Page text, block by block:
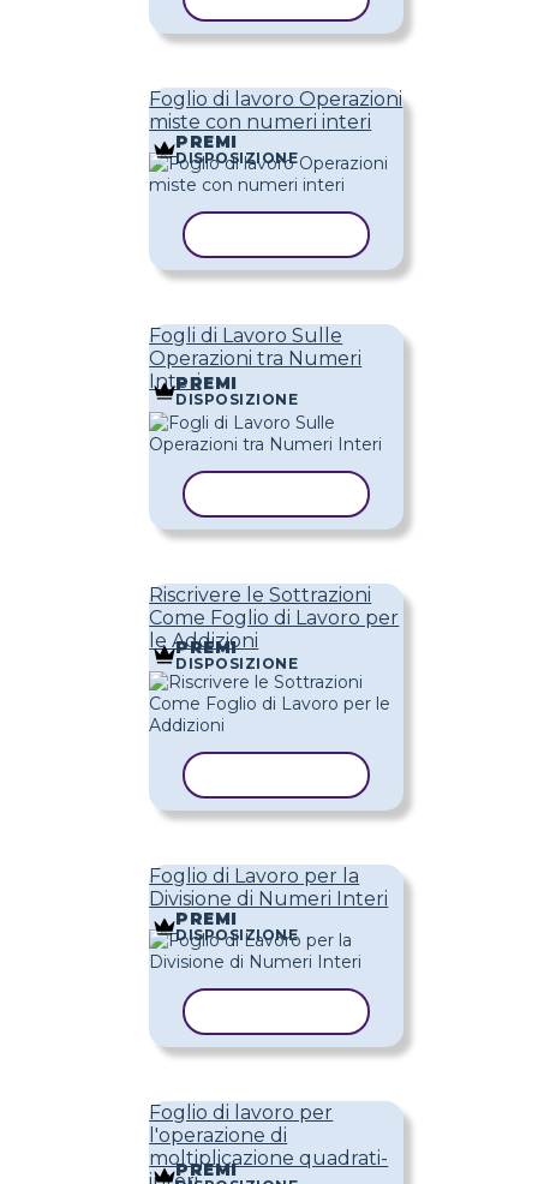
Foglio di lavoro Operazioni
miste con numeri interi
PREMI
DISPOSIZIONE
Fogli di Lavoro Sulle
Operazioni tra Numeri
InteriPREMI
DISPOSIZIONE
Riscrivere le Sottrazioni
Come Foglio di Lavoro per
le Addizioni
PREMI
DISPOSIZIONE
Foglio di Lavoro per la
Divisione di Numeri Interi
PREMI
DISPOSIZIONE
Foglio di lavoro per
l'operazione di
moltiplicazione quadrati-
PREMI